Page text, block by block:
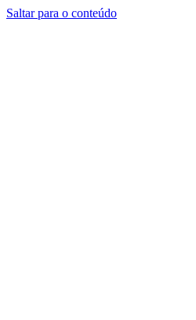
Saltar para o conteúdo